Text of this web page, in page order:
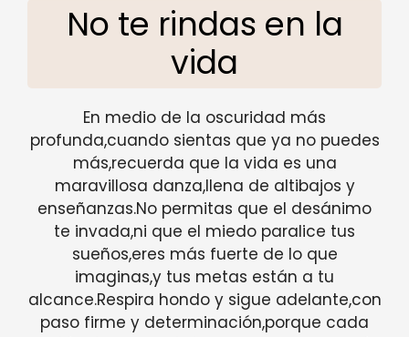
No te rindas en la
vida
En medio de la oscuridad más
profunda,cuando sientas que ya no puedes
más,recuerda que la vida es una
maravillosa danza,llena de altibajos y
enseñanzas.No permitas que el desánimo
te invada,ni que el miedo paralice tus
sueños,eres más fuerte de lo que
imaginas,y tus metas están a tu
alcance.Respira hondo y sigue adelante,con
paso firme y determinación,porque cada